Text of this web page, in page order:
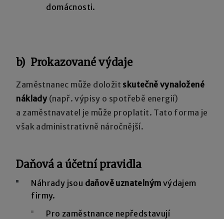
domácnosti.
b) Prokazované výdaje
Zaměstnanec může doložit skutečně vynaložené
náklady(např. výpisy o spotřebě energií)
a zaměstnavatel je může proplatit. Tato forma je
však administrativně náročnější.
Daňová a účetní pravidla
Náhrady jsou daňově uznatelným výdajem
firmy.
Pro zaměstnance nepředstavují